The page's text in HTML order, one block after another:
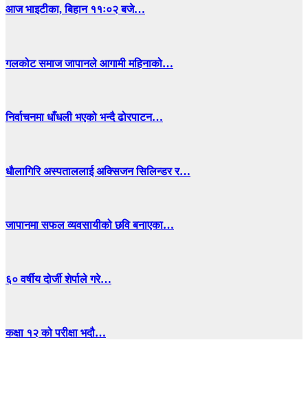
आज भाइटीका, बिहान ११ः०२ बजे…
गलकोट समाज जापानले आगामी महिनाको…
निर्वाचनमा धाँधली भएको भन्दै ढोरपाटन…
धाैलागिरि अस्पताललाई अक्सिजन सिलिन्डर र…
जापानमा सफल व्यवसायीको छवि बनाएका…
६० वर्षीय दोर्जी शेर्पाले गरे…
कक्षा १२ को परीक्षा भदौ…